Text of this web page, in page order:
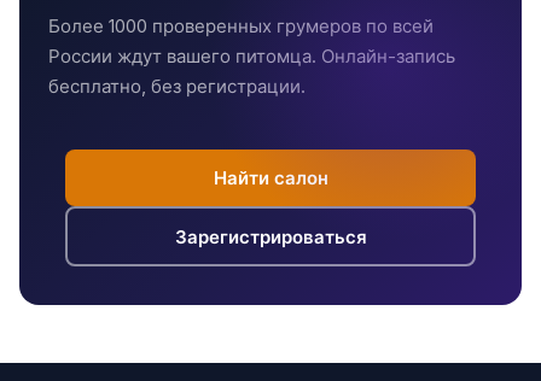
Более 1000 проверенных грумеров по всей
России ждут вашего питомца. Онлайн-запись
бесплатно, без регистрации.
Найти салон
Зарегистрироваться